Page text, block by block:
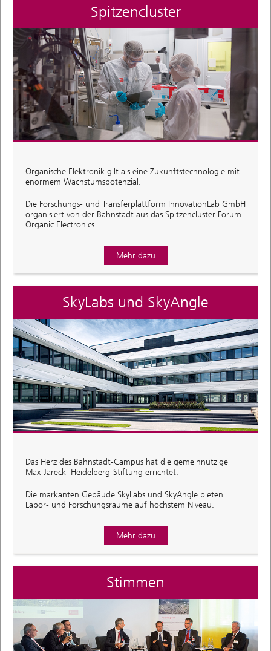
Spitzencluster
Organische Elektronik gilt als eine Zukunftstechnologie mit
enormem Wachstumspotenzial.
Die Forschungs- und Transferplattform InnovationLab GmbH
organisiert von der Bahnstadt aus das Spitzencluster Forum
Organic Electronics.
Mehr dazu
SkyLabs und SkyAngle
Das Herz des Bahnstadt-Campus hat die gemeinnützige
Max-Jarecki-Heidelberg-Stiftung errichtet.
Die markanten Gebäude SkyLabs und SkyAngle bieten
Labor- und Forschungsräume auf höchstem Niveau.
Mehr dazu
Stimmen